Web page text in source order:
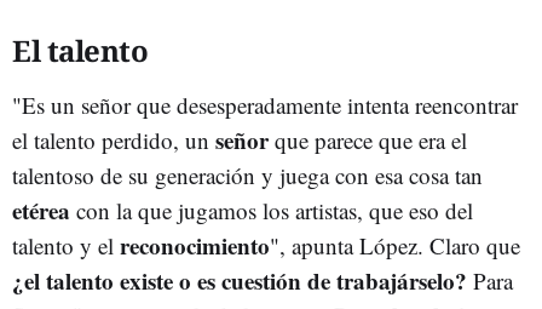
El talento
"Es un señor que desesperadamente intenta reencontrar
el talento perdido, un señorque parece que era el
talentoso de su generación y juega con esa cosa tan
etérea con la que jugamos los artistas, que eso del
talento y el reconocimiento", apunta López. Claro que
¿el talento existe o es cuestión de trabajárselo? Para